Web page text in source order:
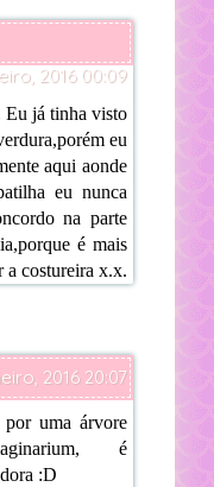
2016 00:09
já tinha visto
eu
aqui aonde
eu nunca
na parte
é mais
a costureira x.x.
2016 20:07
por uma árvore
é
:D